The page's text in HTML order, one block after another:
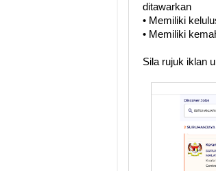
ditawarkan
• Memiliki
• Memiliki
Sila rujuk iklan